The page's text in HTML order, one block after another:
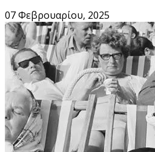
07 Φεβρουαρίου, 2025